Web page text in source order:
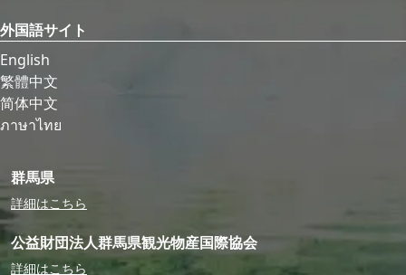
外国語サイト
English
繁體中文
简体中文
ภาษาไทย
群馬県
詳細はこちら
公益財団法人群馬県観光物産国際協会
詳細はこちら